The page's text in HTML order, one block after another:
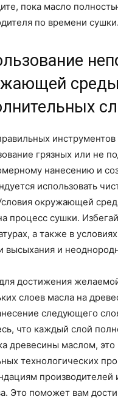
пока масло
по времени
грязных или не
нанесению и
использовать
окружающей
процесс сушки.
а также в
высыхания и
достижения
слоев масла на
следующего
что каждый слой
древесины маслом,
технологических
производителей
Это поможет вам